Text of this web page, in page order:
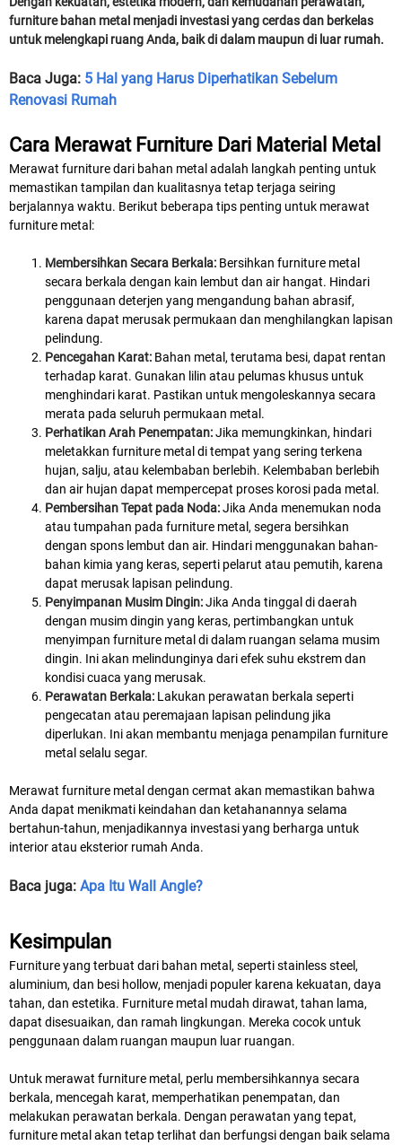
furniture bahan metal menjadi investasi yang cerdas dan berkelas
untuk melengkapi ruang Anda, baik di dalam maupun di luar rumah.
Baca Juga: 5 Hal yang Harus Diperhatikan Sebelum
Renovasi Rumah
Cara Merawat Furniture Dari Material Metal
Merawat furniture dari bahan metal adalah langkah penting untuk
memastikan tampilan dan kualitasnya tetap terjaga seiring
berjalannya waktu. Berikut beberapa tips penting untuk merawat
furniture metal:
Membersihkan Secara Berkala: Bersihkan furniture metal
secara berkala dengan kain lembut dan air hangat. Hindari
penggunaan deterjen yang mengandung bahan abrasif,
karena dapat merusak permukaan dan menghilangkan lapisan
pelindung.
Pencegahan Karat: Bahan metal, terutama besi, dapat rentan
terhadap karat. Gunakan lilin atau pelumas khusus untuk
menghindari karat. Pastikan untuk mengoleskannya secara
merata pada seluruh permukaan metal.
Perhatikan Arah Penempatan:Jika memungkinkan, hindari
meletakkan furniture metal di tempat yang sering terkena
hujan, salju, atau kelembaban berlebih. Kelembaban berlebih
dan air hujan dapat mempercepat proses korosi pada metal.
Pembersihan Tepat pada Noda:Jika Anda menemukan noda
atau tumpahan pada furniture metal, segera bersihkan
dengan spons lembut dan air. Hindari menggunakan bahan-
bahan kimia yang keras, seperti pelarut atau pemutih, karena
dapat merusak lapisan pelindung.
Penyimpanan Musim Dingin:Jika Anda tinggal di daerah
dengan musim dingin yang keras, pertimbangkan untuk
menyimpan furniture metal di dalam ruangan selama musim
dingin. Ini akan melindunginya dari efek suhu ekstrem dan
kondisi cuaca yang merusak.
Perawatan Berkala: Lakukan perawatan berkala seperti
pengecatan atau peremajaan lapisan pelindung jika
diperlukan. Ini akan membantu menjaga penampilan furniture
metal selalu segar.
Merawat furniture metal dengan cermat akan memastikan bahwa
Anda dapat menikmati keindahan dan ketahanannya selama
bertahun-tahun, menjadikannya investasi yang berharga untuk
interior atau eksterior rumah Anda.
Baca juga: Apa Itu Wall Angle?
Kesimpulan
Furniture yang terbuat dari bahan metal, seperti stainless steel,
aluminium, dan besi hollow, menjadi populer karena kekuatan, daya
tahan, dan estetika. Furniture metal mudah dirawat, tahan lama,
dapat disesuaikan, dan ramah lingkungan. Mereka cocok untuk
penggunaan dalam ruangan maupun luar ruangan.
Untuk merawat furniture metal, perlu membersihkannya secara
berkala, mencegah karat, memperhatikan penempatan, dan
melakukan perawatan berkala. Dengan perawatan yang tepat,
furniture metal akan tetap terlihat dan berfungsi dengan baik selama